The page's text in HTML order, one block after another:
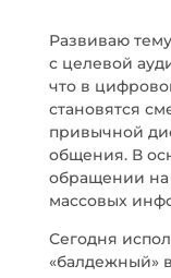
Развиваю
с целевой
что в
становятся
привычной
общения. В
обращении на
массовых
Сегодня
«балдежный»